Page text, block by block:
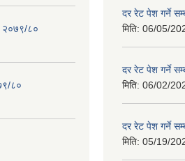
२०७९/८०
८०
दर रेट पेश गर्ने
मिति: 06/05/
दर रेट पेश गर्ने
मिति: 06/02/
दर रेट पेश गर्ने
मिति: 05/19/